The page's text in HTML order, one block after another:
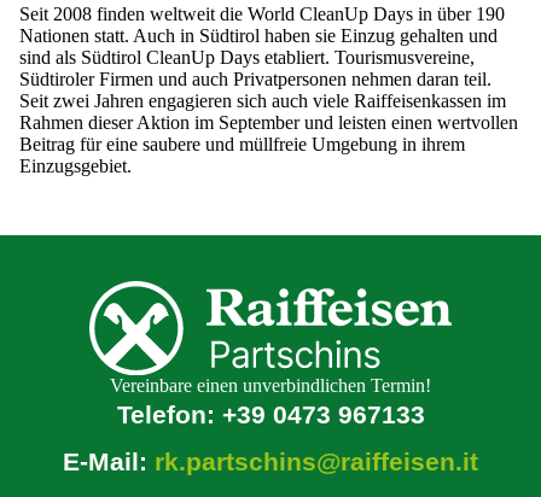
Seit 2008 finden weltweit die World CleanUp Days in über 190
Nationen statt. Auch in Südtirol haben sie Einzug gehalten und
sind als Südtirol CleanUp Days etabliert. Tourismusvereine,
Südtiroler Firmen und auch Privatpersonen nehmen daran teil.
Seit zwei Jahren engagieren sich auch viele Raiffeisenkassen im
Rahmen dieser Aktion im September und leisten einen wertvollen
Beitrag für eine saubere und müllfreie Umgebung in ihrem
Einzugsgebiet.
Vereinbare einen unverbindlichen Termin!
Telefon: +39 0473 967133
E-Mail: rk.partschins@raiffeisen.it